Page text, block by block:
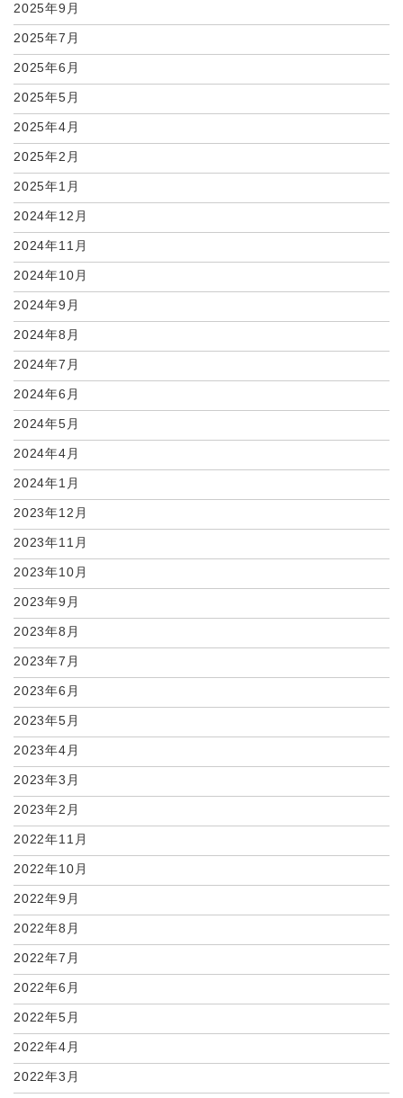
2025年9月
2025年7月
2025年6月
2025年5月
2025年4月
2025年2月
2025年1月
2024年12月
2024年11月
2024年10月
2024年9月
2024年8月
2024年7月
2024年6月
2024年5月
2024年4月
2024年1月
2023年12月
2023年11月
2023年10月
2023年9月
2023年8月
2023年7月
2023年6月
2023年5月
2023年4月
2023年3月
2023年2月
2022年11月
2022年10月
2022年9月
2022年8月
2022年7月
2022年6月
2022年5月
2022年4月
2022年3月